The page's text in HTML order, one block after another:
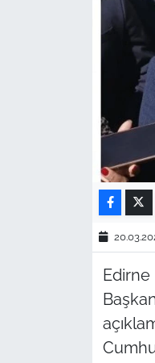
Edirne
RESMİ İLAN
TEKİRDAĞ
KIRKLARELİ
ÇANAKKALE
TÜRKİYE